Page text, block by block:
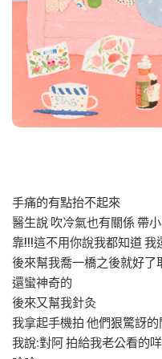
手痛的有點抬不起來
醫生說 吹冷氣也有關係 帶
靠!!!這不用你說我都知道
後來幫我喬一橋之後就好了
還蠻神奇的
後來又幫我針灸
我拿起手機拍 他們狠驚訝
我說:對阿 拍給我老公看的